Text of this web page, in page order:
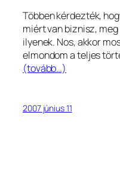
Többen kérdezték,
miért van biznisz,
ilyenek. Nos, akkor
elmondom a teljes
(tovább…)
2007 június 11